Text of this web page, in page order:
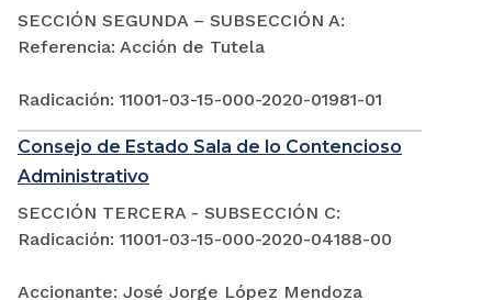
SECCIÓN SEGUNDA – SUBSECCIÓN A:
Referencia: Acción de Tutela
Radicación: 11001-03-15-000-2020-01981-01
Consejo de Estado Sala de lo Contencioso
Administrativo
SECCIÓN TERCERA - SUBSECCIÓN C:
Radicación: 11001-03-15-000-2020-04188-00
Accionante: José Jorge López Mendoza